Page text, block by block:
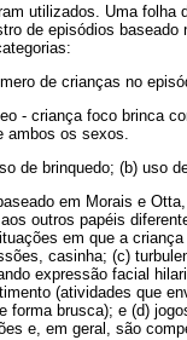
utilizados. Uma folha
de episódios baseado
de crianças no
- criança foco brinca
ambos os sexos.
de brinquedo; (b) uso
em Morais e
outros papéis
em que a
casinha; (c)
expressão facial
(atividades que
forma brusca); e (d)
e, em geral, são